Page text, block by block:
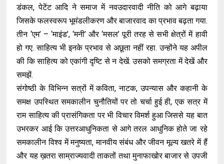
डंकल, पेटेंट आदि ने समाज में नवउदारवादी नीति को आगे बढ़ाया
जिसके फलस्वरूप भूमंडलीकरण और बाजारवाद का प्रभाव बढ़ता गया.
तीन ‘एम’ – ‘माइंड’, ‘मनी’ और ‘मसल’ पूरी तरह से सभी क्षेत्रों में हावी
हो गए. साहित्य भी इनके प्रभाव से अछूता नहीं रहा. उन्होंने यह अपील
की कि साहित्य को एकांगी दृष्टि से न देखें. उसको समग्रता में देखें और
समझें.
संगोष्ठी के विभिन्न सत्रों में कविता, नाटक, उपन्यास और कहानी के
समक्ष उपस्थित समकालीन चुनौतियों पर तो चर्चा हुई ही, एक सत्र में
राम साहित्य की प्रासंगिकता पर भी विचार विमर्श हुआ जिससे यह बात
उभरकर आई कि उत्तरआधुनिकता से आगे तरल आधुनिक होते जा रहे
समकालीन विश्व में मनुष्यता, मानवीय संबंध और जीवन मूल्य खतरे में हैं
और यह ख़तरा साम्राज्यवादी ताकतों तथा मुनाफाखोर बाजार से उपजी